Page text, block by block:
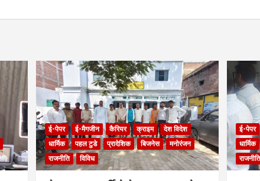
ई-पेपर ई-मैगजीन कैरियर क्राइम
देश विदेश
धार्मिक
पहल टुडे प्रादेशिक बिजनेस
मनोरंजन
राजनीति
विविध
ई-पेपर
धार्मिक
राजनीति